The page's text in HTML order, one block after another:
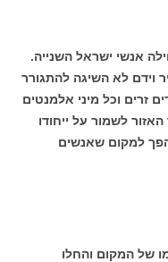
אנשי ישראל השנייה.
וידם לא השיגה להתגורר
זרים וכל מיני אלמנטים
לשמור על ייחודו
למקום שאנשים
של המקום והחלו